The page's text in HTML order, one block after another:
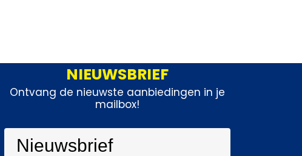
NIEUWSBRIEF
Ontvang de nieuwste aanbiedingen in je
mailbox!
Nieuwsbrief